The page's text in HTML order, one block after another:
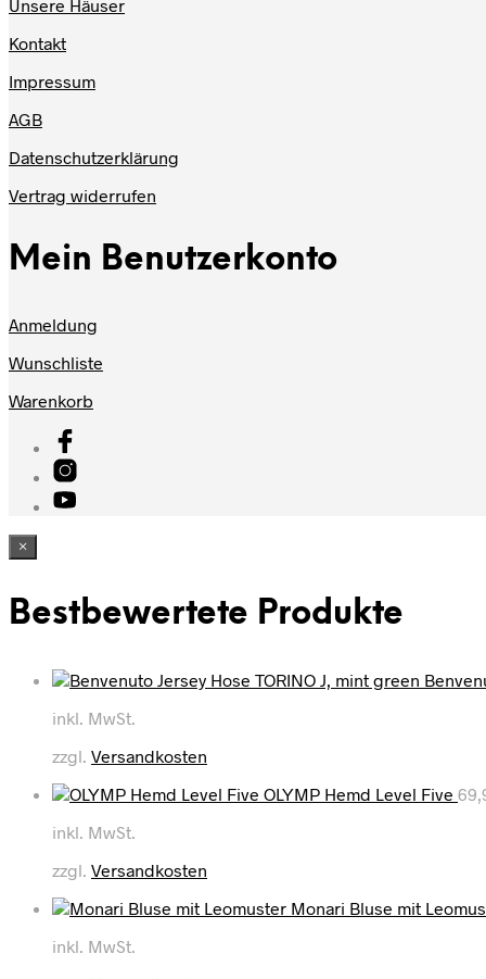
Unsere Häuser
Kontakt
Impressum
AGB
Datenschutzerklärung
Vertrag widerrufen
Mein Benutzerkonto
Anmeldung
Wunschliste
Warenkorb
×
Bestbewertete Produkte
inkl. MwSt.
zzgl. Versandkosten
OLYMP Hemd Level Five
inkl. MwSt.
zzgl. Versandkosten
Monari Bluse mit
inkl. MwSt.